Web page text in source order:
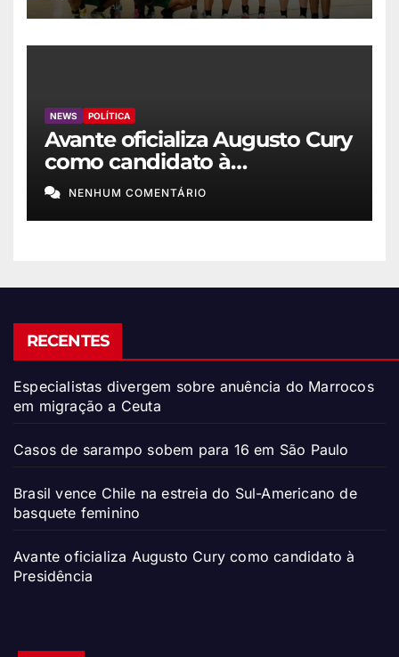
NEWS POLÍTICA
Avante oficializa Augusto Cury
como candidato à
Presidência
NENHUM COMENTÁRIO
RECENTES
Especialistas divergem sobre anuência do Marrocos
em migração a Ceuta
Casos de sarampo sobem para 16 em São Paulo
Brasil vence Chile na estreia do Sul-Americano de
basquete feminino
Avante oficializa Augusto Cury como candidato à
Presidência